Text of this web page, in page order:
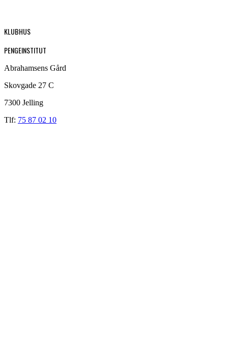
KLUBHUS
PENGEINSTITUT
Abrahamsens Gård
Skovgade 27 C
7300 Jelling
Tlf: 75 87 02 10